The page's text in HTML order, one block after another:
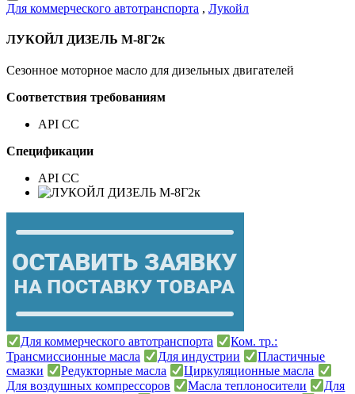
Для коммерческого автотранспорта , Лукойл
ЛУКОЙЛ ДИЗЕЛЬ М-8Г2к
Сезонное моторное масло для дизельных двигателей
Соответствия требованиям
API CC
Спецификации
API CC
Для коммерческого автотранспорта
Ком. тр.:
Трансмиссионные масла
Для индустрии
Пластичные
смазки
Редукторные масла
Циркуляционные масла
Для воздушных компрессоров
Масла теплоносители
Для